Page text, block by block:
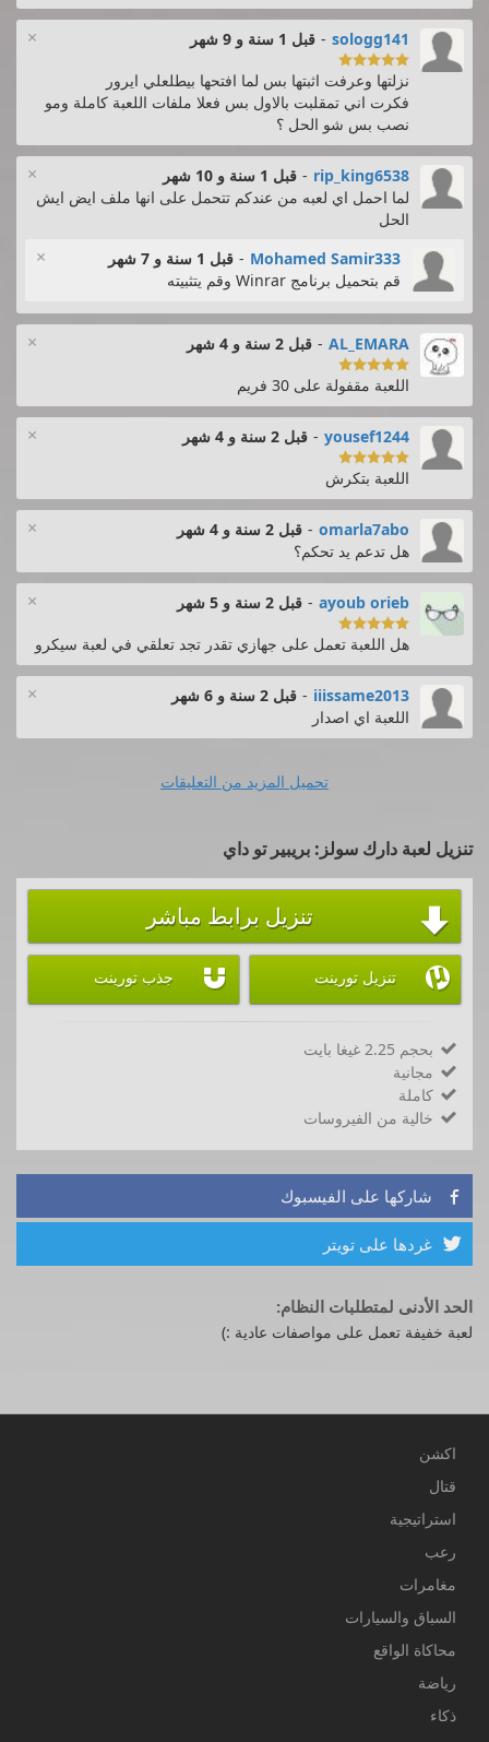
× sologg141
- قبل 1 سنة و 9 شهر

نزلتها وعرفت اثبتها بس لما افتحها بيطلعلي ايرور
فكرت اني تمقلبت بالاول بس فعلا ملفات اللعبة كاملة ومو
نصب بس شو الحل ؟
× rip_king6538
- قبل 1 سنة و 10 شهر
لما احمل اي لعبه من عندكم تتحمل على انها ملف ايض ايش
الحل
× Mohamed Samir333
- قبل 1 سنة و 7 شهر
قم بتحميل برنامج Winrar وقم يتثبيته
× AL_EMARA
- قبل 2 سنة و 4 شهر

اللعبة مقفولة على 30 فريم
× yousef1244
- قبل 2 سنة و 4 شهر

اللعبة بتكرش
× omarla7abo
- قبل 2 سنة و 4 شهر
هل تدعم يد تحكم؟
× ayoub orieb
- قبل 2 سنة و 5 شهر

هل اللعبة تعمل على جهازي تقدر تجد تعلقي في لعبة سيكرو
× iiissame2013
- قبل 2 سنة و 6 شهر
اللعبة اي اصدار
تحميل المزيد من التعليقات
تنزيل لعبة دارك سولز: بريبير تو داي
 تنزيل برابط مباشر
 تنزيل تورينت  جذب تورينت
 بحجم 2.25 غيغا بايت
 مجانية
 كاملة
 خالية من الفيروسات
 شاركها على الفيسبوك
 غردها على تويتر
الحد الأدنى لمتطلبات النظام:
لعبة خفيفة تعمل على مواصفات عادية :)
اكشن
قتال
استراتيجية
رعب
مغامرات
السباق والسيارات
محاكاة الواقع
رياضة
ذكاء